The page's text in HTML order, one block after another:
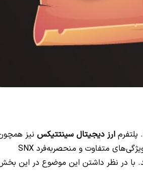
ارز دیجیتال سینتتیکس نیز
سایر پلتفرم‌ها دارای ویژگی‌های منحصربه‌فردی می‌باشد. همچنین هر یک از این ویژگی‌های متفاوت و منحصربه‌فرد SNX
با در نظر داشتن این موضوع در این